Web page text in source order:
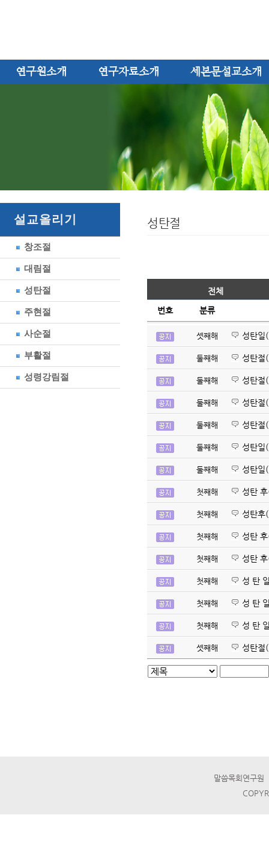
연구원소개 연구자료소개 세본문설교소개
설교올리기
창조절
대림절
성탄절
주현절
사순절
부활절
성령강림절
성탄절
전체
번호
분류
셋째해 성탄일
둘째해 성탄절
둘째해 성탄절
둘째해 성탄절
둘째해 성탄절
둘째해 성탄일
둘째해 성탄일
첫째해 성탄
첫째해 성탄후
첫째해 성탄
첫째해 성탄
첫째해 성 탄
첫째해 성 탄
첫째해 성 탄
셋째해 성탄절
말씀목회연